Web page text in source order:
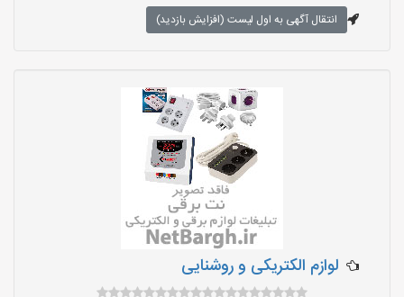
انتقال آگهی به اول لیست (افزایش بازدید)
لوازم الکتریکی و روشنایی